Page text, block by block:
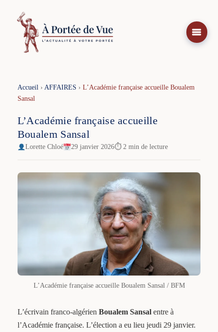
contenu
Accueil› AFFAIRES › L’Académie française accueille Boualem
Sansal
L’Académie française accueille
Boualem Sansal
Lorette Chloé 29 janvier 2026⏱ 2 min de lecture
L’Académie française accueille Boualem Sansal / BFM
L’écrivain franco-algérien Boualem Sansalentre à
l’Académie française. L’élection a eu lieu jeudi 29 janvier.